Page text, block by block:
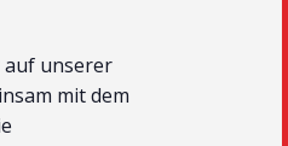
auf unserer
mit dem